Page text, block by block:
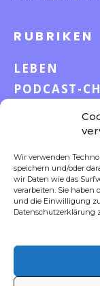
Wir verwenden
speichern und/oder
wir Daten wie das
verarbeiten. Sie haben
und die Einwilligung
Datenschutzerklärung
RUBRIKEN
LEBEN
PODCAST-
GELD &
AUF UND
S-POOL
DIGITALE
FOKUS